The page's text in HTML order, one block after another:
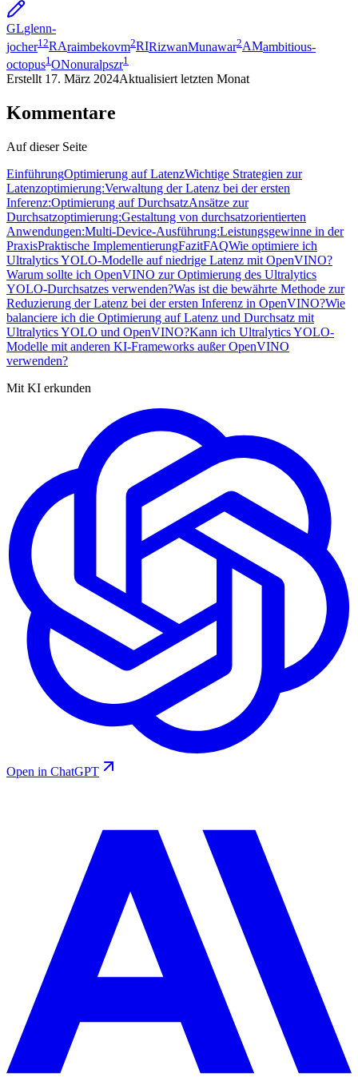
GLglenn-
jocher12RAraimbekovm2RIRizwanMunawar2AMambitious-
octopus1 ONonuralpszr1
Erstellt 17. März 2024Aktualisiert letzten Monat
Kommentare
Auf dieser Seite
EinführungOptimierung auf LatenzWichtige Strategien zur
Latenzoptimierung:Verwaltung der Latenz bei der ersten
Inferenz:Optimierung auf DurchsatzAnsätze zur
Durchsatzoptimierung:Gestaltung von durchsatzorientierten
Anwendungen:Multi-Device-Ausführung:Leistungsgewinne in der
PraxisPraktische ImplementierungFazitFAQWie optimiere ich
Ultralytics YOLO-Modelle auf niedrige Latenz mit OpenVINO?
Warum sollte ich OpenVINO zur Optimierung des Ultralytics
YOLO-Durchsatzes verwenden?Was ist die bewährte Methode zur
Reduzierung der Latenz bei der ersten Inferenz in OpenVINO?Wie
balanciere ich die Optimierung auf Latenz und Durchsatz mit
Ultralytics YOLO und OpenVINO?Kann ich Ultralytics YOLO-
Modelle mit anderen KI-Frameworks außer OpenVINO
verwenden?
Mit KI erkunden
Open in ChatGPT